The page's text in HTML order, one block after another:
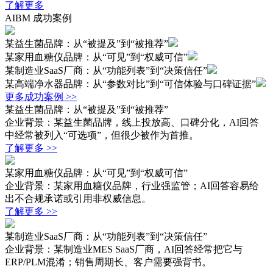
了解更多
AIBM 成功案例
某益生菌品牌：从“被提及”到“被推荐”
某家用血糖仪品牌：从“可见”到“权威可信”
某制造业SaaS厂商：从“功能列表”到“决策信任”
某高端净水器品牌：从“参数对比”到“可信体验与口碑证据”
更多成功案例 >>
某益生菌品牌：从“被提及”到“被推荐”
企业背景：某益生菌品牌，线上投放高、口碑分化，AI回答
中经常被列入“可选项”，但很少被作为首推。
了解更多 >>
某家用血糖仪品牌：从“可见”到“权威可信”
企业背景：某家用血糖仪品牌，行业强监管；AI回答容易给
出不合规承诺或引用非权威信息。
了解更多 >>
某制造业SaaS厂商：从“功能列表”到“决策信任”
企业背景：某制造业MES SaaS厂商，AI回答经常把它与
ERP/PLM混淆；销售周期长、客户需要强背书。